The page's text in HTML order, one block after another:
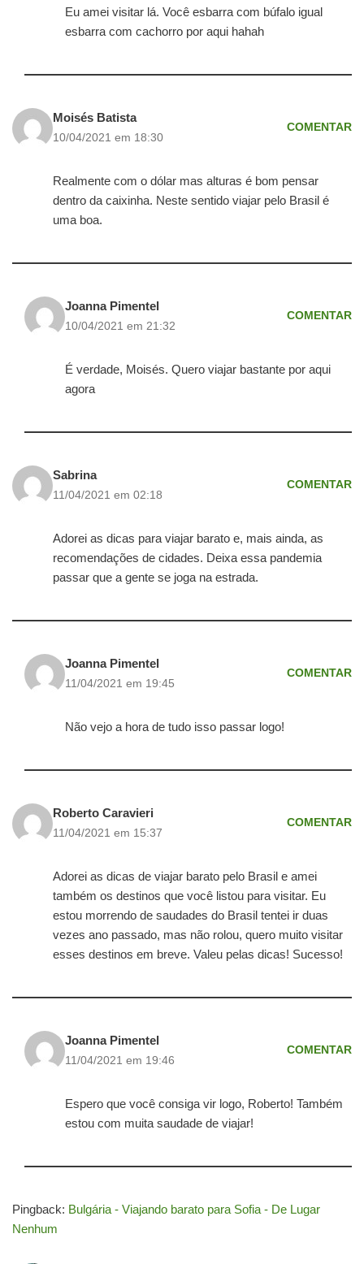
Eu amei visitar lá. Você esbarra com búfalo igual
esbarra com cachorro por aqui hahah
Moisés Batista
10/04/2021 em 18:30
COMENTAR
Realmente com o dólar mas alturas é bom pensar
dentro da caixinha. Neste sentido viajar pelo Brasil é
uma boa.
Joanna Pimentel
10/04/2021 em 21:32
COMENTAR
É verdade, Moisés. Quero viajar bastante por aqui
agora
Sabrina
11/04/2021 em 02:18
COMENTAR
Adorei as dicas para viajar barato e, mais ainda, as
recomendações de cidades. Deixa essa pandemia
passar que a gente se joga na estrada.
Joanna Pimentel
11/04/2021 em 19:45
COMENTAR
Não vejo a hora de tudo isso passar logo!
Roberto Caravieri
11/04/2021 em 15:37
COMENTAR
Adorei as dicas de viajar barato pelo Brasil e amei
também os destinos que você listou para visitar. Eu
estou morrendo de saudades do Brasil tentei ir duas
vezes ano passado, mas não rolou, quero muito visitar
esses destinos em breve. Valeu pelas dicas! Sucesso!
Joanna Pimentel
11/04/2021 em 19:46
COMENTAR
Espero que você consiga vir logo, Roberto! Também
estou com muita saudade de viajar!
Pingback: Bulgária - Viajando barato para Sofia - De Lugar
Nenhum